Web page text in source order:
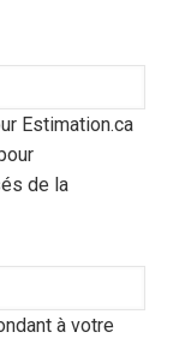
Estimation.ca
de la
à votre